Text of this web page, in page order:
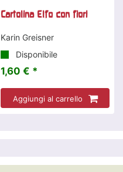
Cartolina Elfo con fiori
Karin Greisner
Disponibile
1,60 € *
Aggiungi al carrello